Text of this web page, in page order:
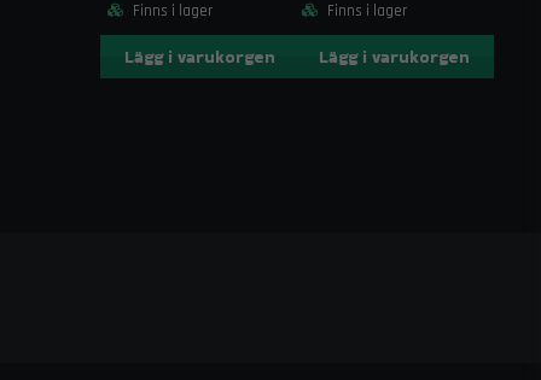
Finns i lager
Lägg i varukorgen
Finns i lager
Lägg i varukorgen